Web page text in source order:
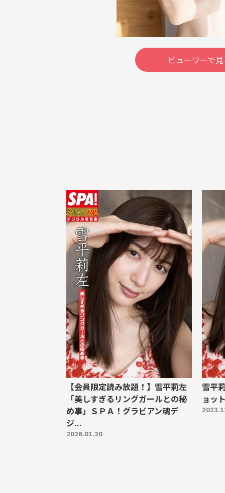
ビューワーで
【会員限定読み放題！】雪平莉左
「美しすぎるリングガールとの秘
め事」ＳＰＡ！グラビアン魂デ
ジ...
2026.01.20
雪平
ョッ